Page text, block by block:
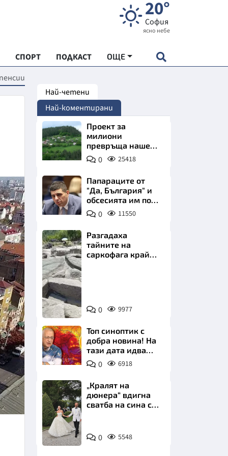
20°
София
ясно небе
СПОРТ ПОДКАСТ ОЩЕ
"ЧУДЕСАТА НА БЪЛГАРИЯ"
ХРАНА
ИКОНОМИКА
Най-четени
Най-коментирани
Проект за
милиони
превръща наше
село в магнит за
туристи
0 25418
Папараците от
"Да, България" и
обсесията им по
Пеевски
0 11550
Снимка:
Bulgaria
ON
AIR
Разгадаха
тайните на
саркофага край
0 9977
Топ синоптик с
добра новина! На
тази дата идва
захлаждането
0 6918
Снимка:
Инстаграм
„Кралят на
дюнера“ вдигна
сватба на сина си
Комо
0 5548